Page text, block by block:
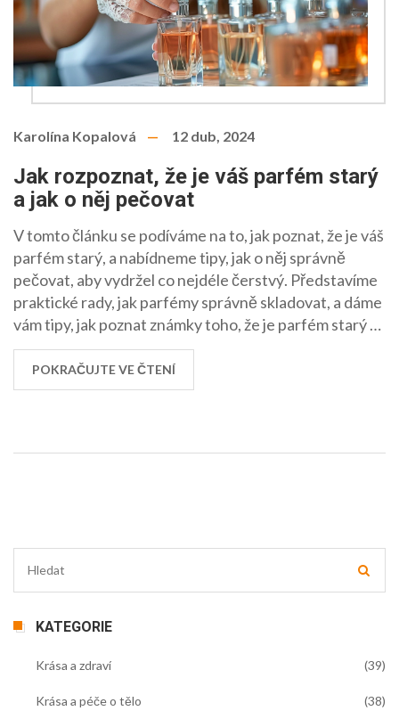
Karolína Kopalová 12 dub, 2024
Jak rozpoznat, že je váš parfém starý
a jak o něj pečovat
V tomto článku se podíváme na to, jak poznat, že je váš
parfém starý, a nabídneme tipy, jak o něj správně
pečovat, aby vydržel co nejdéle čerstvý. Představíme
praktické rady, jak parfémy správně skladovat, a dáme
vám tipy, jak poznat známky toho, že je parfém starý a
již není vhodný k používání. Naučíte se, jak správně
pečovat o své parfémy, aby si zachovaly svou vůni a
kvalitu po co možná nejdelší dobu.
POKRAČUJTE VE ČTENÍ
KATEGORIE
Krása a zdraví (39)
Krása a péče o tělo (38)